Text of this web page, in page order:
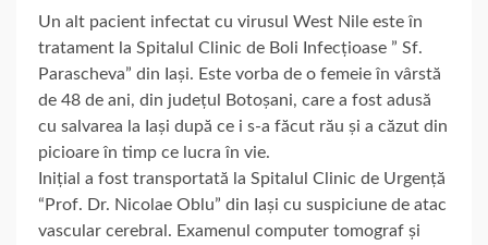
Un alt pacient infectat cu virusul West Nile este în
tratament la Spitalul Clinic de Boli Infecțioase ” Sf.
Parascheva” din Iași. Este vorba de o femeie în vârstă
de 48 de ani, din județul Botoșani, care a fost adusă
cu salvarea la Iași după ce i s-a făcut rău și a căzut din
picioare în timp ce lucra în vie.
Inițial a fost transportată la Spitalul Clinic de Urgență
“Prof. Dr. Nicolae Oblu” din Iași cu suspiciune de atac
vascular cerebral. Examenul computer tomograf și